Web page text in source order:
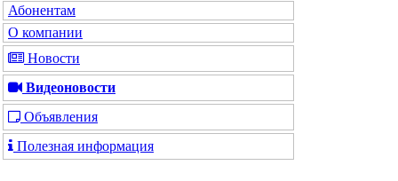
Абонентам
О компании
Новости
Видеоновости
Объявления
Полезная информация